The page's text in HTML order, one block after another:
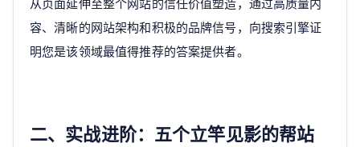
容、清晰的网站架构和积极的品牌信号，向搜索引擎证
明您是该领域最值得推荐的答案提供者。
二、实战进阶：五个立竿见影的帮站